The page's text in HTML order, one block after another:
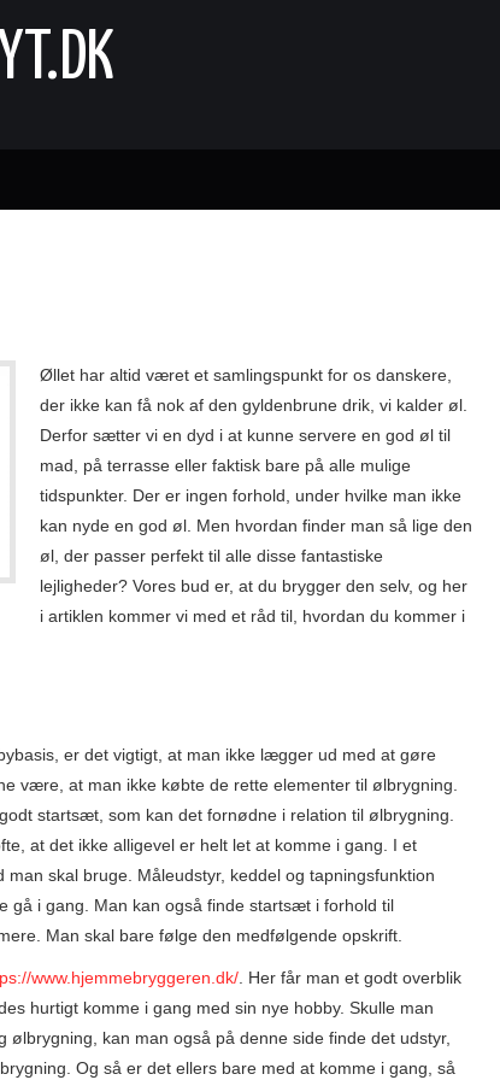
Øllet har altid været et samlingspunkt for os danskere,
der ikke kan få nok af den gyldenbrune drik, vi kalder øl.
Derfor sætter vi en dyd i at kunne servere en god øl til
mad, på terrasse eller faktisk bare på alle mulige
tidspunkter. Der er ingen forhold, under hvilke man ikke
kan nyde en god øl. Men hvordan finder man så lige den
øl, der passer perfekt til alle disse fantastiske
lejligheder? Vores bud er, at du brygger den selv, og her
i artiklen kommer vi med et råd til, hvordan du kommer i
er det vigtigt, at man ikke lægger ud med at gøre
være, at man ikke købte de rette elementer til ølbrygning.
startsæt, som kan det fornødne i relation til ølbrygning.
at det ikke alligevel er helt let at komme i gang. I et
skal bruge. Måleudstyr, keddel og tapningsfunktion
gå i gang. Man kan også finde startsæt i forhold til
Man skal bare følge den medfølgende opskrift.
www.hjemmebryggeren.dk/ . Her får man et godt overblik
hurtigt komme i gang med sin nye hobby. Skulle man
ølbrygning, kan man også på denne side finde det udstyr,
Og så er det ellers bare med at komme i gang, så